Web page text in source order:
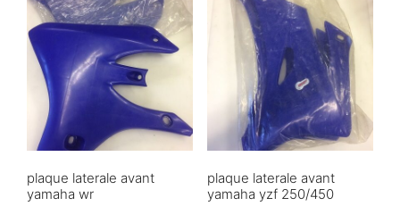
plaque laterale avant
yamaha wr
plaque laterale avant
yamaha yzf 250/450